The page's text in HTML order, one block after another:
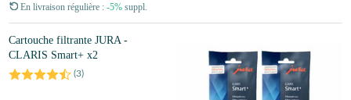
En livraison régulière : -5% suppl.
Cartouche filtrante JURA -
CLARIS Smart+ x2
(3)